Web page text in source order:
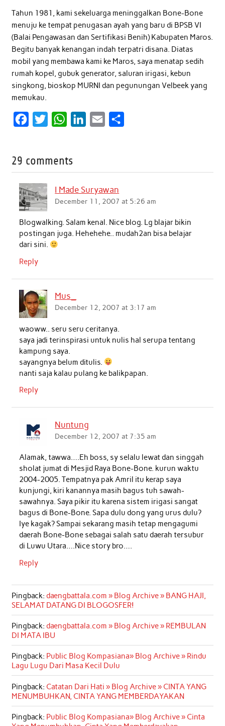
Tahun 1981, kami sekeluarga meninggalkan Bone-Bone
menuju ke tempat penugasan ayah yang baru di BPSB VI
(Balai Pengawasan dan Sertifikasi Benih) Kabupaten Maros.
Begitu banyak kenangan indah terpatri disana. Diatas
mobil yang membawa kami ke Maros, saya menatap sedih
rumah kopel, gubuk generator, saluran irigasi, kebun
singkong, bioskop MURNI dan pegunungan Velbeek yang
memukau.
e
o
o
k
t
W
t
A
p
d
n
29 comments
I Made Suryawan
December 11, 2007 at 5:26 am
Blogwalking. Salam kenal. Nice blog. Lg blajar bikin
postingan juga. Hehehehe.. mudah2an bisa belajar
dari sini.
Reply
Mus_
December 12, 2007 at 3:17 am
waoww.. seru seru ceritanya.
saya jadi terinspirasi untuk nulis hal serupa tentang
kampung saya.
sayangnya belum ditulis.
nanti saja kalau pulang ke balikpapan.
Reply
Nuntung
December 12, 2007 at 7:35 am
Alamak, tawwa….Eh boss, sy selalu lewat dan singgah
sholat jumat di Mesjid Raya Bone-Bone. kurun waktu
2004-2005. Tempatnya pak Amril itu kerap saya
kunjungi, kiri kanannya masih bagus tuh sawah-
sawahnya. Saya pikir itu karena sistem irigasi sangat
bagus di Bone-Bone. Sapa dulu dong yang urus dulu?
Iye kagak? Sampai sekarang masih tetap mengagumi
daerah Bone-Bone sebagai salah satu daerah tersubur
di Luwu Utara….Nice story bro….
Reply
Pingback: daengbattala.com » Blog Archive » BANG HAJI,
SELAMAT DATANG DI BLOGOSFER!
Pingback: daengbattala.com » Blog Archive » REMBULAN
DI MATA IBU
Pingback: Public Blog Kompasiana» Blog Archive » Rindu
Lagu Lugu Dari Masa Kecil Dulu
Pingback: Catatan Dari Hati » Blog Archive » CINTA YANG
MENUMBUHKAN, CINTA YANG MEMBERDAYAKAN
Pingback: Public Blog Kompasiana» Blog Archive » Cinta